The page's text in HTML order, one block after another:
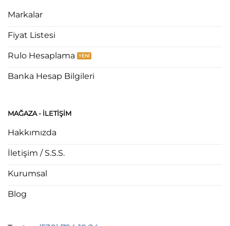
Markalar
Fiyat Listesi
Rulo Hesaplama
Banka Hesap Bilgileri
MAĞAZA - ILETIŞIM
Hakkımızda
İletişim / S.S.S.
Kurumsal
Blog